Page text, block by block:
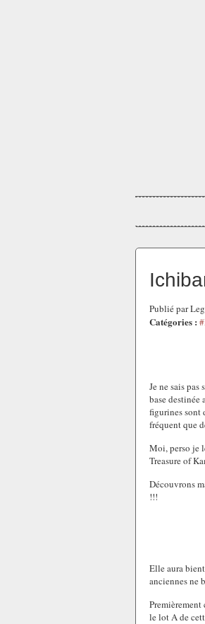
Publié par
Catégories :
Je ne sais
base
figurines sont
fréquent que
Moi, perso je
Treasure of
Découvrons
!!!
Elle aura
anciennes ne
le lot A de